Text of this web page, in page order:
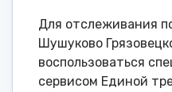
Для отслеживания
Шушуково
воспользоваться
сервисом Единой